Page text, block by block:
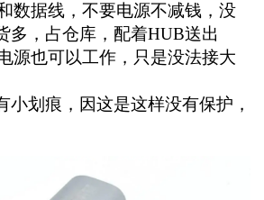
数据线，不要电源不减钱，没
多，占仓库，配着HUB送出
源也可以工作，只是没法接大
小划痕，因这是这样没有保护，